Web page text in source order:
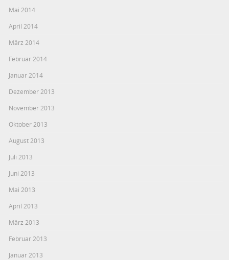
Mai 2014
April 2014
März 2014
Februar 2014
Januar 2014
Dezember 2013
November 2013
Oktober 2013
August 2013
Juli 2013
Juni 2013
Mai 2013
April 2013
März 2013
Februar 2013
Januar 2013